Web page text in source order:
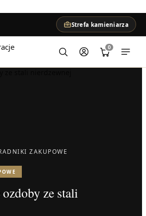
Strefa kamieniarza
0
ZAKUPOWE
ze stali